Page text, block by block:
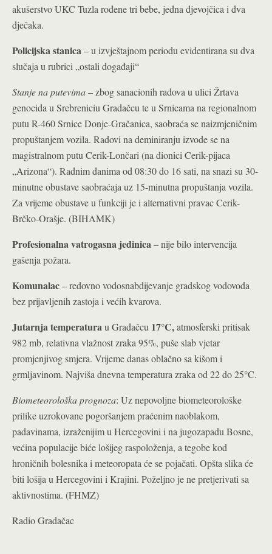
akušerstvo UKC Tuzla rođene tri bebe, jedna djevojčica i dva
dječaka.
Policijska stanica– u izvještajnom periodu evidentirana su dva
slučaja u rubrici „ostali događaji“
Stanje na putevima– zbog sanacionih radova u ulici Žrtava
genocida u Srebreniciu Gradačcu te u Srnicama na regionalnom
putu R-460 Srnice Donje-Gračanica, saobraća se naizmjeničnim
propuštanjem vozila. Radovi na deminiranju izvode se na
magistralnom putu Cerik-Lončari (na dionici Cerik-pijaca
„Arizona“). Radnim danima od 08:30 do 16 sati, na snazi su 30-
minutne obustave saobraćaja uz 15-minutna propuštanja vozila.
Za vrijeme obustave u funkciji je i alternativni pravac Cerik-
Brčko-Orašje. (BIHAMK)
Profesionalna vatrogasna jedinica– nije bilo intervencija
gašenja požara.
Komunalac– redovno vodosnabdijevanje gradskog vodovoda
bez prijavljenih zastoja i većih kvarova.
Jutarnja temperaturau Gradačcu 17°C,atmosferski pritisak
982 mb, relativna vlažnost zraka 95%, puše slab vjetar
promjenjivog smjera. Vrijeme danas oblačno sa kišom i
grmljavinom. Najviša dnevna temperatura zraka od 22 do 25°C.
Biometeorološka prognoza: Uz nepovoljne biometeorološke
prilike uzrokovane pogoršanjem praćenim naoblakom,
padavinama, izraženijim u Hercegovini i na jugozapadu Bosne,
većina populacije biće lošijeg raspoloženja, a tegobe kod
hroničnih bolesnika i meteoropata će se pojačati. Opšta slika će
biti lošija u Hercegovini i Krajini. Poželjno je ne pretjerivati sa
aktivnostima. (FHMZ)
Radio Gradačac